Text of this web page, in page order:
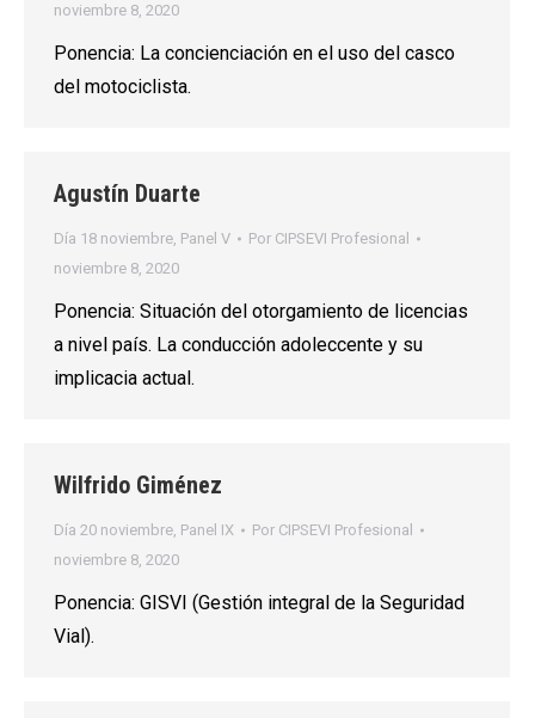
noviembre 8, 2020
Ponencia: La concienciación en el uso del casco
del motociclista.
Agustín Duarte
Día 18 noviembre, Panel V Por CIPSEVI Profesional
noviembre 8, 2020
Ponencia: Situación del otorgamiento de licencias
a nivel país. La conducción adoleccente y su
implicacia actual.
Wilfrido Giménez
Día 20 noviembre, Panel IX Por CIPSEVI Profesional
noviembre 8, 2020
Ponencia: GISVI (Gestión integral de la Seguridad
Vial).